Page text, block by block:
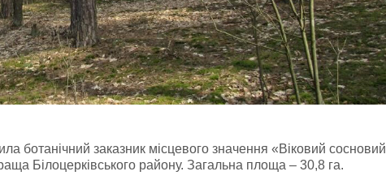
ботанічний заказник місцевого значення «Віковий сосновий
Білоцерківського району. Загальна площа – 30,8 га.